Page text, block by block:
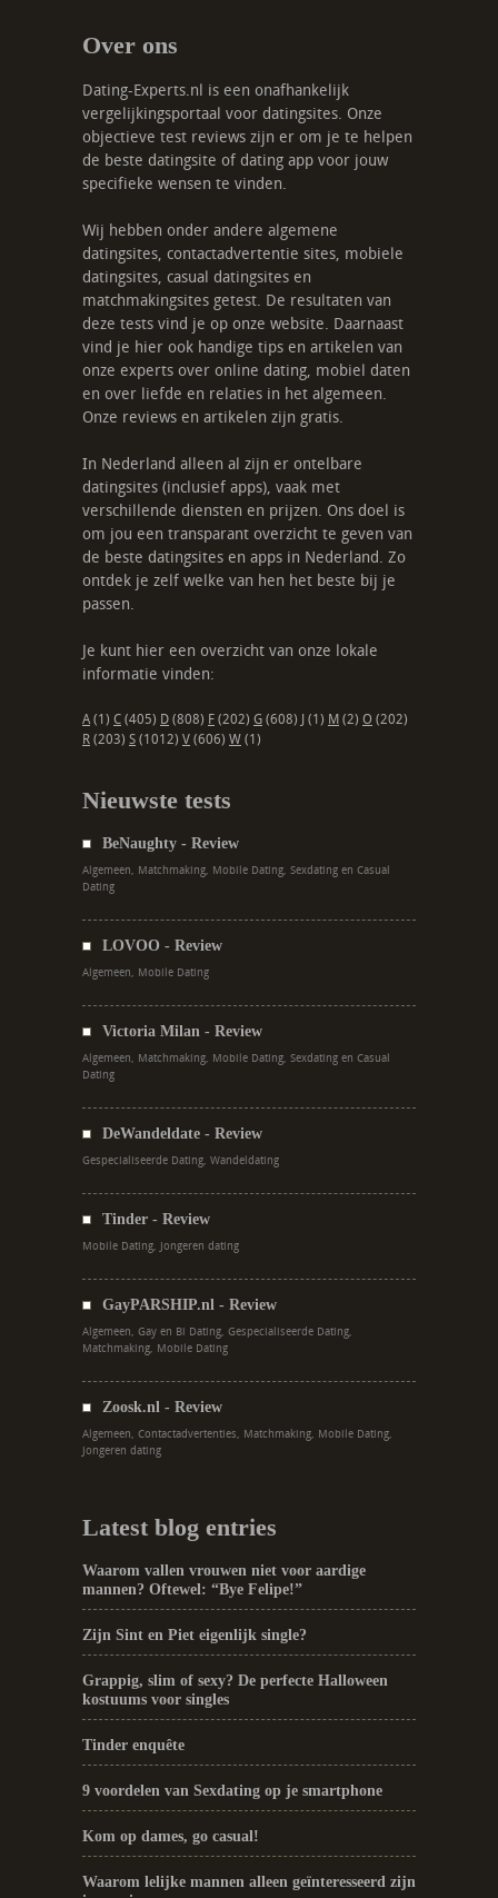
Over ons
Dating-Experts.nl is een onafhankelijk
vergelijkingsportaal voor datingsites. Onze
objectieve test reviews zijn er om je te helpen
de beste datingsite of dating app voor jouw
specifieke wensen te vinden.
Wij hebben onder andere algemene
datingsites, contactadvertentie sites, mobiele
datingsites, casual datingsites en
matchmakingsites getest. De resultaten van
deze tests vind je op onze website. Daarnaast
vind je hier ook handige tips en artikelen van
onze experts over online dating, mobiel daten
en over liefde en relaties in het algemeen.
Onze reviews en artikelen zijn gratis.
In Nederland alleen al zijn er ontelbare
datingsites (inclusief apps), vaak met
verschillende diensten en prijzen. Ons doel is
om jou een transparant overzicht te geven van
de beste datingsites en apps in Nederland. Zo
ontdek je zelf welke van hen het beste bij je
passen.
Je kunt hier een overzicht van onze lokale
informatie vinden:
A (1) C (405) D (808) F (202) G (608) (1) M (2) O (202)
R (203) S (1012) V (606) W (1)
Nieuwste tests
BeNaughty - Review
Algemeen, Matchmaking, Mobile Dating, Sexdating en Casual
Dating
LOVOO - Review
Algemeen, Mobile Dating
Victoria Milan - Review
Algemeen, Matchmaking, Mobile Dating, Sexdating en Casual
Dating
DeWandeldate - Review
Gespecialiseerde Dating, Wandeldating
Tinder - Review
Mobile Dating, Jongeren dating
GayPARSHIP.nl - Review
Algemeen, Gay en Bi Dating, Gespecialiseerde Dating,
Matchmaking, Mobile Dating
Zoosk.nl - Review
Algemeen, Contactadvertenties, Matchmaking, Mobile Dating,
Jongeren dating
Latest blog entries
Waarom vallen vrouwen niet voor aardige
mannen? Oftewel: “Bye Felipe!”
Zijn Sint en Piet eigenlijk single?
Grappig, slim of sexy? De perfecte Halloween
kostuums voor singles
Tinder enquête
9 voordelen van Sexdating op je smartphone
Kom op dames, go casual!
Waarom lelijke mannen alleen geïnteresseerd zijn